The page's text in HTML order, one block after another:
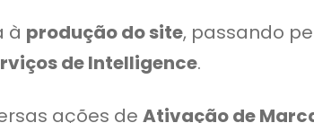
à produção do site, passando
de Intelligence.
ações de Ativação de